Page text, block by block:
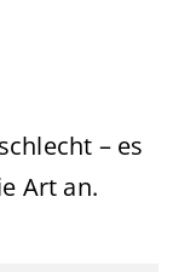
– es
Art an.